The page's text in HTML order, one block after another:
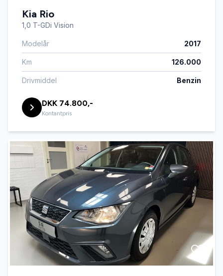
Kia Rio
1,0 T-GDi Vision
Modelår 2017
Km 126.000
Drivmiddel Benzin
DKK 74.800,-
Kontantpris